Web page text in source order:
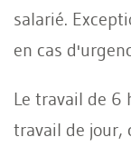
salarié.
en cas
Le travail de 6
travail de jour,